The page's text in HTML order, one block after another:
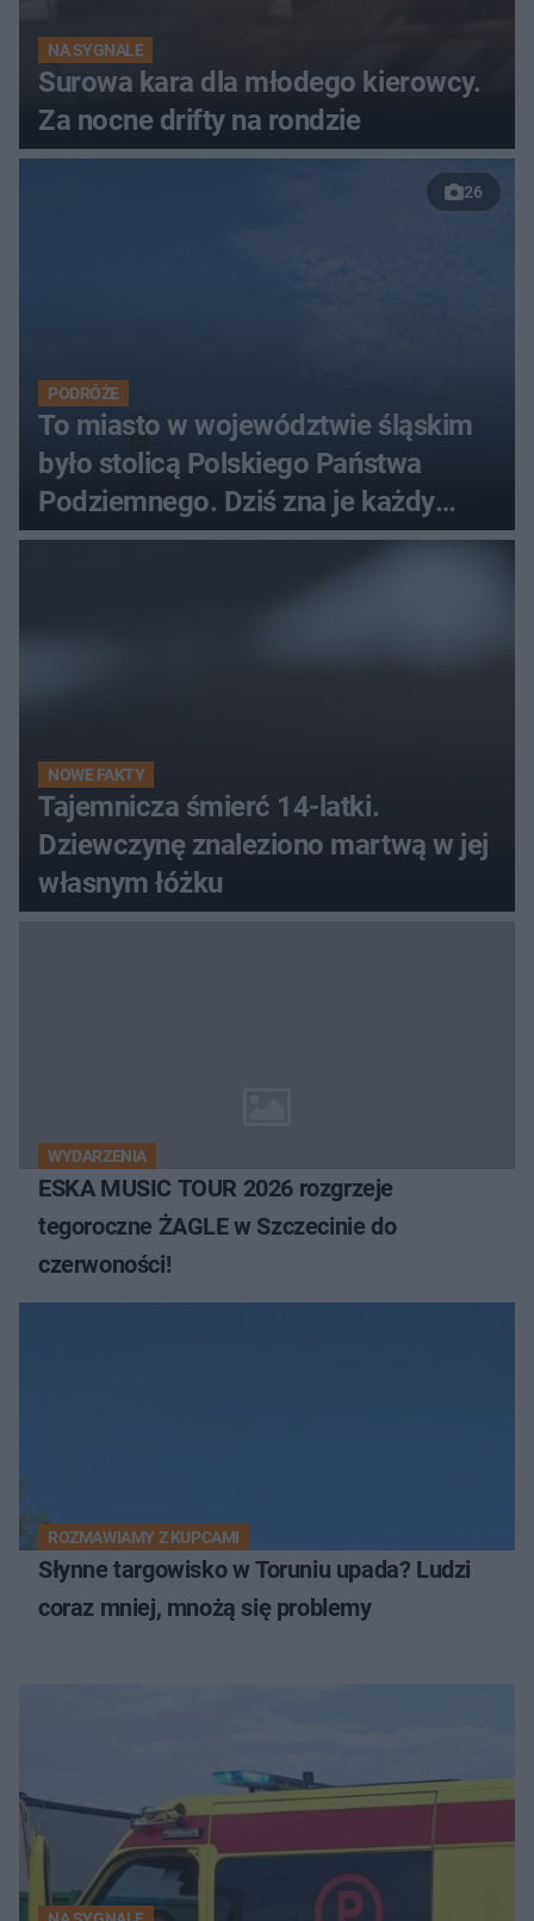
NA SYGNALE
Surowa kara dla młodego kierowcy.
Za nocne drifty na rondzie
26
PODRÓŻE
To miasto w województwie śląskim
było stolicą Polskiego Państwa
Podziemnego. Dziś zna je każdy
pielgrzym
NOWE FAKTY
Tajemnicza śmierć 14-latki.
Dziewczynę znaleziono martwą w jej
własnym łóżku
WYDARZENIA
ESKA MUSIC TOUR 2026 rozgrzeje
tegoroczne ŻAGLE w Szczecinie do
czerwoności!
ROZMAWIAMY Z KUPCAMI
Słynne targowisko w Toruniu upada? Ludzi
coraz mniej, mnożą się problemy